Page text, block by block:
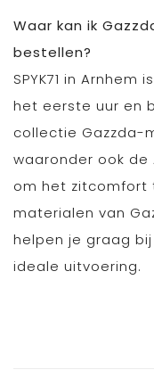
Waar kan ik
bestellen?
SPYK71 in
het eerste uur en
collectie Gazzda-
waaronder ook de
om het zitcomfort
materialen van
helpen je graag
ideale uitvoering.